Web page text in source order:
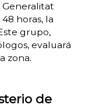
horas, la
grupo,
evaluará
zona.
de